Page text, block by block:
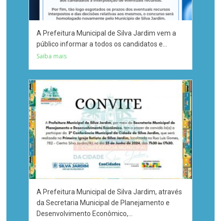
A Prefeitura Municipal de Silva Jardim vem a
público informar a todos os candidatos e...
Saiba mais
A Prefeitura Municipal de Silva Jardim, através
da Secretaria Municipal de Planejamento e
Desenvolvimento Econômico,...